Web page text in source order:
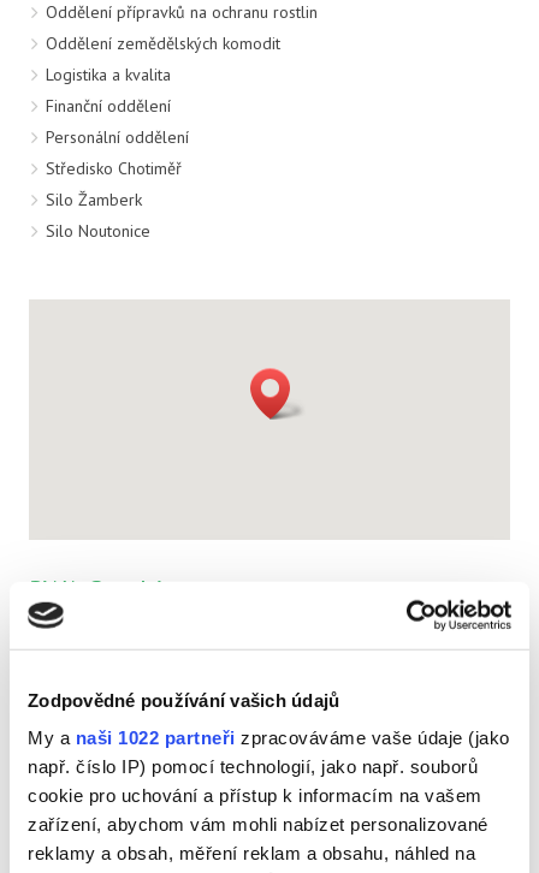
Zodpovědné používání vašich údajů
My a naši 1022 partneři zpracováváme vaše údaje (jako
např. číslo IP) pomocí technologií, jako např. souborů
cookie pro uchování a přístup k informacím na vašem
zařízení, abychom vám mohli nabízet personalizované
reklamy a obsah, měření reklam a obsahu, náhled na
Oddělení přípravků na ochranu rostlin
Oddělení zemědělských komodit
Logistika a kvalita
Finanční oddělení
Personální oddělení
Středisko Chotiměř
Silo Žamberk
Silo Noutonice
RWA Czechia s.r.o.
č.p. 1182, 273 51 Unhošť, Česká republika
DIČ:CZ49286854
Číslo účtu:5080132718/5500
E-mail:info@rwa-sro.cz
Datová schránka:
rksqccm
50.0999325N, 14.1376561E